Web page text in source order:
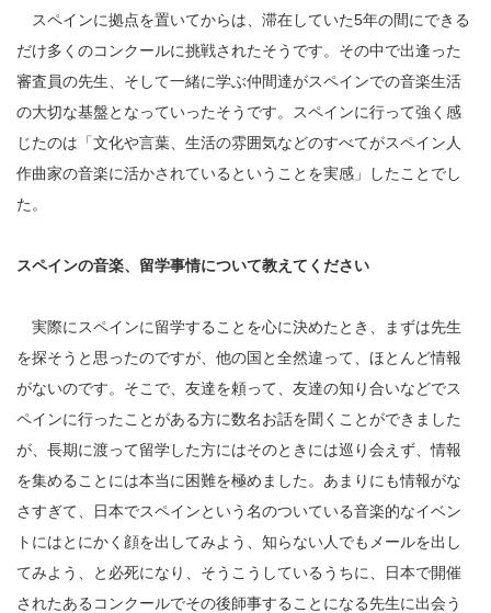
スペインに拠点を置いてからは、滞在していた5年の間にできる
だけ多くのコンクールに挑戦されたそうです。その中で出逢った
審査員の先生、そして一緒に学ぶ仲間達がスペインでの音楽生活
の大切な基盤となっていったそうです。スペインに行って強く感
じたのは「文化や言葉、生活の雰囲気などのすべてがスペイン人
作曲家の音楽に活かされているということを実感」したことでし
た。
スペインの音楽、留学事情について教えてください
実際にスペインに留学することを心に決めたとき、まずは先生
を探そうと思ったのですが、他の国と全然違って、ほとんど情報
がないのです。そこで、友達を頼って、友達の知り合いなどでス
ペインに行ったことがある方に数名お話を聞くことができました
が、長期に渡って留学した方にはそのときには巡り会えず、情報
を集めることには本当に困難を極めました。あまりにも情報がな
さすぎて、日本でスペインという名のついている音楽的なイベン
トにはとにかく顔を出してみよう、知らない人でもメールを出し
てみよう、と必死になり、そうこうしているうちに、日本で開催
されたあるコンクールでその後師事することになる先生に出会う